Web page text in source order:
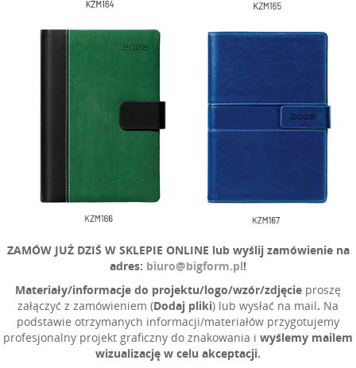
ZAMÓW JUŻ DZIŚ W SKLEPIE ONLINE lub wyślij zamówienie na
adres: biuro@bigform.pl!
Materiały/informacje do projektu/logo/wzór/zdjęcie proszę
załączyć z zamówieniem (Dodaj pliki) lub wysłać na mail. Na
podstawie otrzymanych informacji/materiałów przygotujemy
profesjonalny projekt graficzny do znakowania i wyślemy mailem
wizualizację w celu akceptacji.